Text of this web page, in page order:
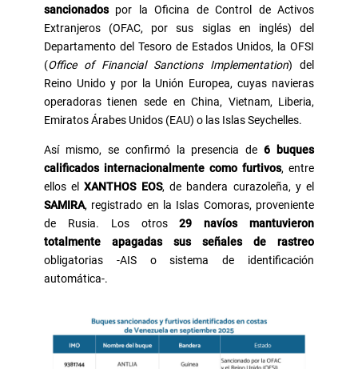
sancionadospor la Oficina de Control de Activos
Extranjeros (OFAC, por sus siglas en inglés) del
Departamento del Tesoro de Estados Unidos, la OFSI
(Office of Financial Sanctions Implementation) del
Reino Unido y por la Unión Europea, cuyas navieras
operadoras tienen sede en China, Vietnam, Liberia,
Emiratos Árabes Unidos (EAU) o las Islas Seychelles.
Así mismo, se confirmó la presencia de6 buques
calificados internacionalmente como furtivos, entre
ellos elXANTHOS EOS, de bandera curazoleña, y el
SAMIRA, registrado en la Islas Comoras, proveniente
de Rusia. Los otros29 navíos mantuvieron
totalmente apagadas sus señales de rastreo
obligatorias -AIS o sistema de identificación
automática-.